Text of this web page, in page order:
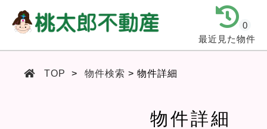
最近見た物件
0
TOP 物件検索 物件詳細
物件詳細